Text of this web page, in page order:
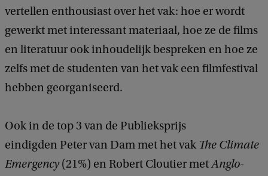
vertellen enthousiast over het vak: hoe er wordt
gewerkt met interessant materiaal, hoe ze de films
en literatuur ook inhoudelijk bespreken en hoe ze
zelfs met de studenten van het vak een filmfestival
hebben georganiseerd.
Ook in de top 3 van de Publieksprijs
eindigden Peter van Dam met het vak The Climate
Emergency(21%) en Robert Cloutier metAnglo-